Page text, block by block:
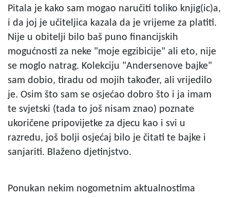
Pitala je kako sam mogao naručiti toliko knjig(ic)a,
i da joj je učiteljica kazala da je vrijeme za platiti.
Nije u obitelji bilo baš puno financijskih
mogućnosti za neke "moje egzibicije" ali eto, nije
se moglo natrag. Kolekciju "Andersenove bajke"
sam dobio, tiradu od mojih također, ali vrijedilo
je. Osim što sam se osjećao dobro što i ja imam
te svjetski (tada to još nisam znao) poznate
ukoričene pripovijetke za djecu kao i svi u
razredu, još bolji osjećaj bilo je čitati te bajke i
sanjariti. Blaženo djetinjstvo.
Ponukan nekim nogometnim aktualnostima